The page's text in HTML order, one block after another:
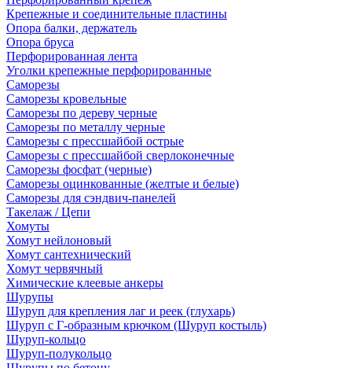
Крепежные и соединительные пластины
Опора балки, держатель
Опора бруса
Перфорированная лента
Уголки крепежные перфорированные
Саморезы
Саморезы кровельные
Саморезы по дереву черные
Саморезы по металлу черные
Саморезы с прессшайбой острые
Саморезы с прессшайбой сверлоконечные
Саморезы фосфат (черные)
Саморезы оцинкованные (желтые и белые)
Саморезы для сэндвич-панелей
Такелаж / Цепи
Хомуты
Хомут нейлоновый
Хомут сантехнический
Хомут червячный
Химические клеевые анкеры
Шурупы
Шуруп для крепления лаг и реек (глухарь)
Шуруп с Г-образным крючком (Шуруп костыль)
Шуруп-кольцо
Шуруп-полукольцо